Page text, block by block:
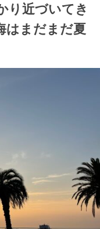
り近づいてき
はまだまだ夏